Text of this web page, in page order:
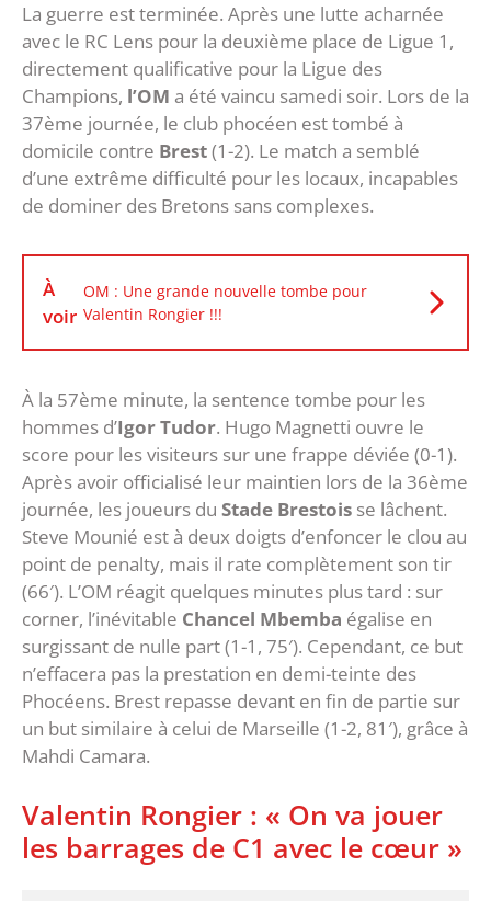
La guerre est terminée. Après une lutte acharnée
avec le RC Lens pour la deuxième place de Ligue 1,
directement qualificative pour la Ligue des
Champions, l’OM a été vaincu samedi soir. Lors de la
37ème journée, le club phocéen est tombé à
domicile contre Brest(1-2). Le match a semblé
d’une extrême difficulté pour les locaux, incapables
de dominer des Bretons sans complexes.
À
voir
OM : Une grande nouvelle tombe pour
Valentin Rongier !!!
À la 57ème minute, la sentence tombe pour les
hommes d’Igor Tudor. Hugo Magnetti ouvre le
score pour les visiteurs sur une frappe déviée (0-1).
Après avoir officialisé leur maintien lors de la 36ème
journée, les joueurs du Stade Brestois se lâchent.
Steve Mounié est à deux doigts d’enfoncer le clou au
point de penalty, mais il rate complètement son tir
(66′). L’OM réagit quelques minutes plus tard : sur
corner, l’inévitable Chancel Mbemba égalise en
surgissant de nulle part (1-1, 75′). Cependant, ce but
n’effacera pas la prestation en demi-teinte des
Phocéens. Brest repasse devant en fin de partie sur
un but similaire à celui de Marseille (1-2, 81′), grâce à
Mahdi Camara.
Valentin Rongier : « On va jouer
les barrages de C1 avec le cœur »